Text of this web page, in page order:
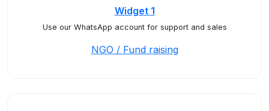
Widget 1
Use our WhatsApp account for support and sales
NGO / Fund raising